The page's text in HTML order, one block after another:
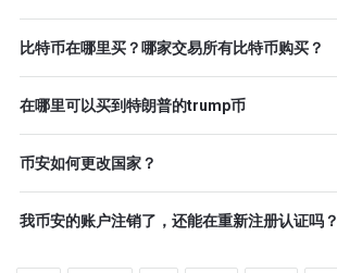
比特币在哪里买？哪家交易所有比特币购买？
在哪里可以买到特朗普的trump币
币安如何更改国家？
我币安的账户注销了，还能在重新注册认证吗？